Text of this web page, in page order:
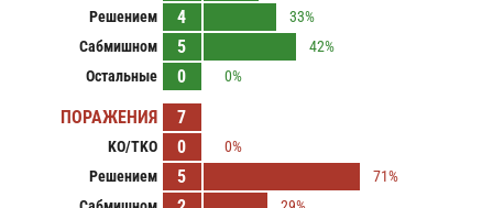
Решением
4
33%
Сабмишном
5
42%
Остальные
0 0%
ПОРАЖЕНИЯ 7
KO/TKO 0
0%
Решением
5
71%